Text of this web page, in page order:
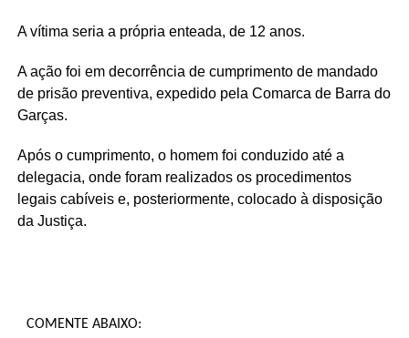
A vítima seria a própria enteada, de 12 anos.
A ação foi em decorrência de cumprimento de mandado
de prisão preventiva, expedido pela Comarca de Barra do
Garças.
Após o cumprimento, o homem foi conduzido até a
delegacia, onde foram realizados os procedimentos
legais cabíveis e, posteriormente, colocado à disposição
da Justiça.
COMENTE ABAIXO: